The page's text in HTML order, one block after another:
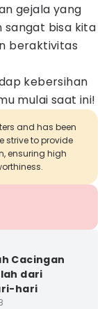
gejala yang
sangat bisa kita
beraktivitas
kebersihan
mulai saat ini!
and has been
strive to provide
ensuring high
Cacingan
dari
hari